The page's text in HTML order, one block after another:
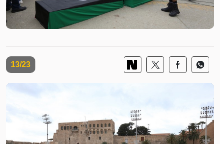
13/23